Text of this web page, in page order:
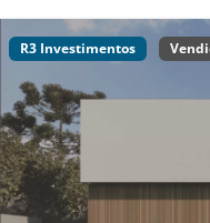
R3 Investimentos